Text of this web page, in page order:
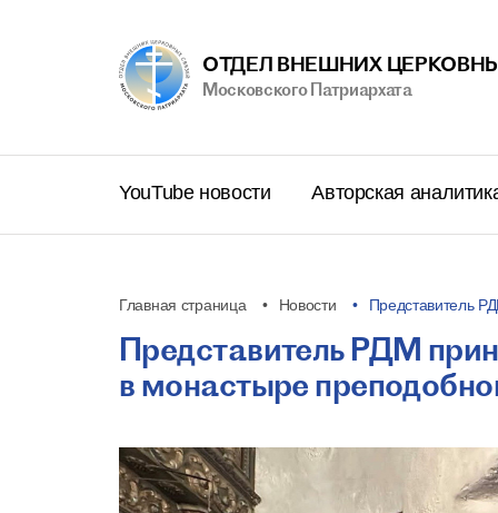
ОТДЕЛ ВНЕШНИХ
Московского Патриархата
YouTube новости Авторская
Главная страница Новости Представитель
Представитель РДМ
в монастыре